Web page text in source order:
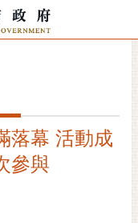
落幕 活動成
參與